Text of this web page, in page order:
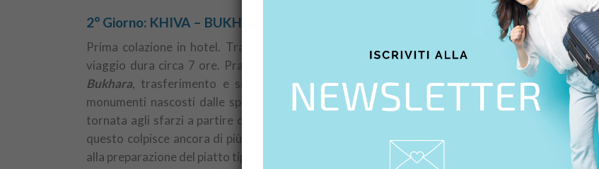
2° Giorno: KHIVA – BUKHARA (B/L/D)
Prima colazione in hotel. Trasferimento da Khiva a Bukhara con veicolo privato o in treno. Il
viaggio dura circa 7 ore. Pranzo lungo la strada nel deserto a Chaykhana o in treno. Arrivo a
Bukhara, trasferimento e sistemazione in albergo. “Bukhoro-i-Sharif”, la sacra la nobile, di
monumenti nascosti dalle spesse mura. Bukhara, capitale del regno samanide nel IX secolo, è
tornata agli sfarzi a partire dal XVI; è di una bellezza e di una ricchezza inaspettate e forse per
questo colpisce ancora di più il visitatore. Cena in una casa tradizionale dove si potrà assistere
alla preparazione del piatto tipico, il plov. Pernottamento in hotel.